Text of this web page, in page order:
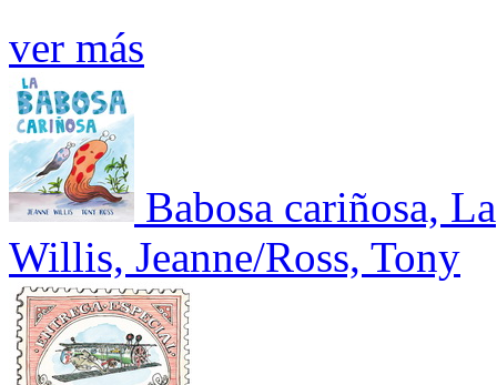
ver más
Babosa cariñosa, La
Willis, Jeanne/Ross, Tony